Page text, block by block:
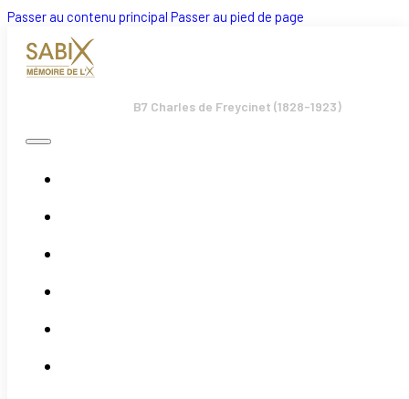
Passer au contenu principal Passer au pied de page
B7 Charles de Freycinet (1828-1923)